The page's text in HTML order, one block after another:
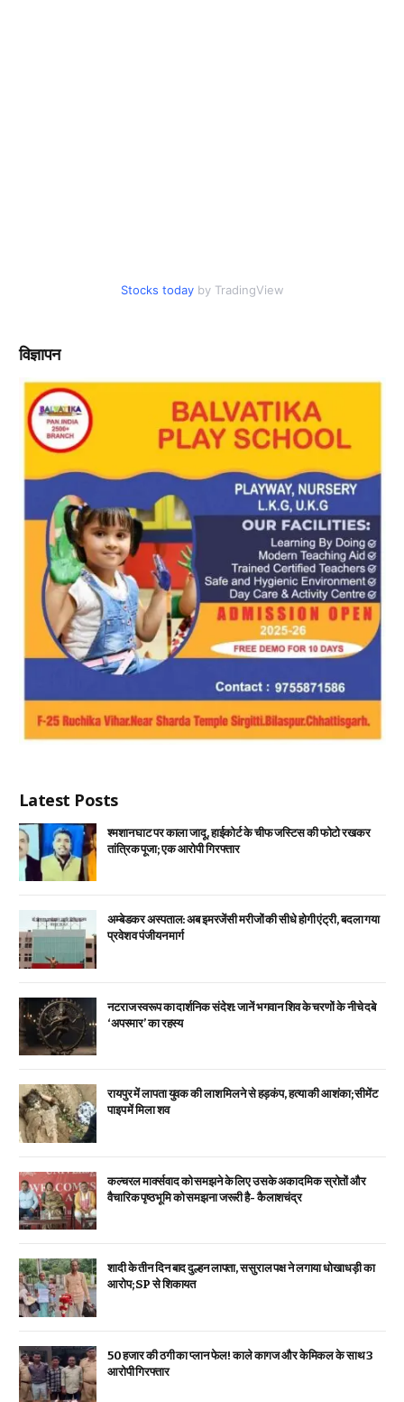
Stocks today by TradingView
विज्ञापन
Latest Posts
श्मशान घाट पर काला जादू, हाईकोर्ट के चीफ जस्टिस की फोटो रखकर
तांत्रिक पूजा; एक आरोपी गिरफ्तार
अम्बेडकर अस्पताल: अब इमरजेंसी मरीजों की सीधे होगी एंट्री, बदला गया
प्रवेश व पंजीयन मार्ग
नटराज स्वरूप का दार्शनिक संदेश: जानें भगवान शिव के चरणों के नीचे दबे
‘अपस्मार’ का रहस्य
रायपुर में लापता युवक की लाश मिलने से हड़कंप, हत्या की आशंका; सीमेंट
पाइप में मिला शव
कल्चरल मार्क्सवाद को समझने के लिए उसके अकादमिक स्रोतों और
वैचारिक पृष्ठभूमि को समझना जरूरी है- कैलाशचंद्र
शादी के तीन दिन बाद दुल्हन लापता, ससुराल पक्ष ने लगाया धोखाधड़ी का
आरोप; SP से शिकायत
₹50 हजार की ठगी का प्लान फेल! काले कागज और केमिकल के साथ 3
आरोपी गिरफ्तार